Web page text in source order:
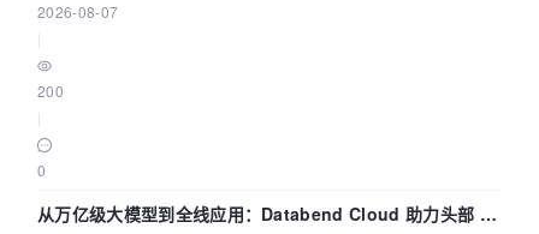
2026-08-07
200
0
从万亿级大模型到全线应用：Databend Cloud 助力头部 AI